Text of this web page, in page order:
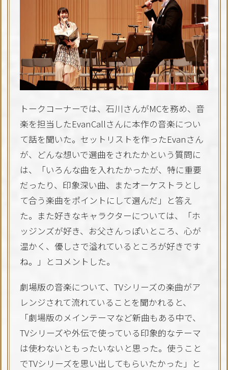
トークコーナーでは、石川さんがMCを務め、音
楽を担当したEvanCallさんに本作の音楽につい
て話を聞いた。セットリストを作ったEvanさん
が、どんな想いで選曲をされたかという質問に
は、「いろんな曲を入れたかったが、特に重要
だったり、印象深い曲、またオーケストラとし
て合う楽曲をポイントにして選んだ」と答え
た。また好きなキャラクターについては、「ホ
ッジンズが好き、お父さんっぽいところ、心が
温かく、優しさで溢れているところが好きです
ね。」とコメントした。
劇場版の音楽について、TVシリーズの楽曲がア
レンジされて流れていることを聞かれると、
「劇場版のメインテーマなど新曲もある中で、
TVシリーズや外伝で使っている印象的なテーマ
は使わないともったいないと思った。使うこと
でTVシリーズを思い出してもらいたかった」と